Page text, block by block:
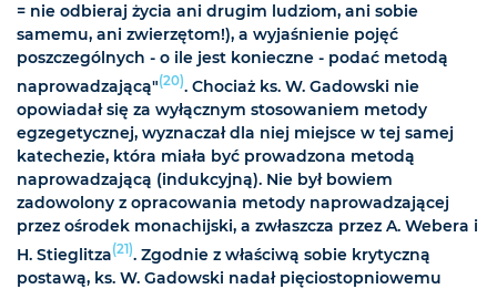
= nie odbieraj życia ani drugim ludziom, ani sobie
samemu, ani zwierzętom!), a wyjaśnienie pojęć
poszczególnych - o ile jest konieczne - podać metodą
naprowadzającą"(20). Chociaż ks. W. Gadowski nie
opowiadał się za wyłącznym stosowaniem metody
egzegetycznej, wyznaczał dla niej miejsce w tej samej
katechezie, która miała być prowadzona metodą
naprowadzającą (indukcyjną). Nie był bowiem
zadowolony z opracowania metody naprowadzającej
przez ośrodek monachijski, a zwłaszcza przez A. Webera i
H. Stieglitza(21). Zgodnie z właściwą sobie krytyczną
postawą, ks. W. Gadowski nadał pięciostopniowemu